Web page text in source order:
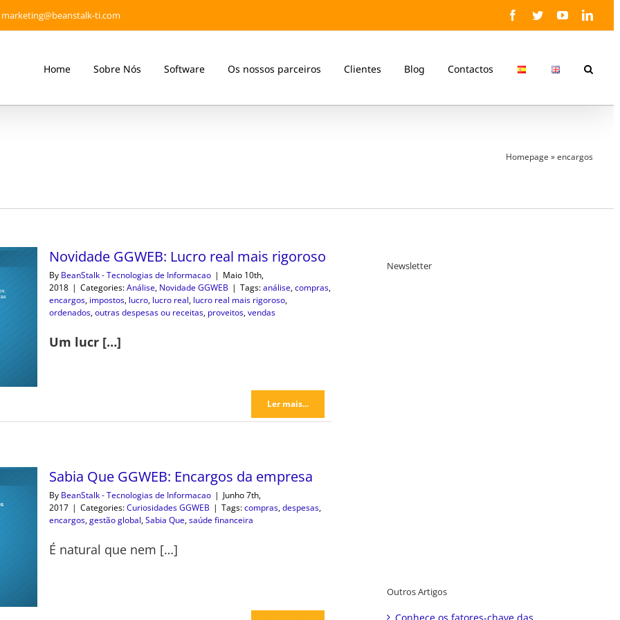
marketing@beanstalk-ti.com Facebook
TwitterYouTube
Home Sobre Nós Software Os nossos parceiros Clientes Blog Contactos
Homepage »encargos
Novidade GGWEB: Lucro real mais rigoroso
By BeanStalk - Tecnologias de Informacao | Maio 10th,
2018 | Categories:Análise, Novidade GGWEB | Tags:análise,compras,
encargos, impostos, lucro, lucro real, lucro real mais rigoroso,
ordenados,outras despesas ou receitas, proveitos,vendas
Um lucr […]
Ler mais...
Sabia Que GGWEB: Encargos da empresa
By BeanStalk - Tecnologias de Informacao | Junho 7th,
2017 | Categories:Curiosidades GGWEB | Tags:compras,despesas,
encargos,gestão global,Sabia Que,saúde financeira
É natural que nem […]
Newsletter
Outros Artigos